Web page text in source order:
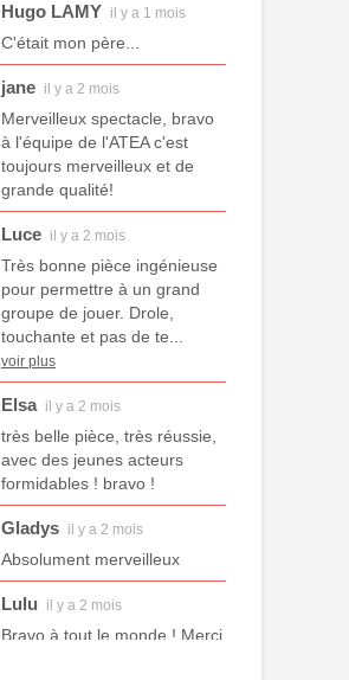
Hugo LAMY il y a 1 mois
C'était mon père...
jane il y a 2 mois
Merveilleux spectacle, bravo
à l'équipe de l'ATEA c'est
toujours merveilleux et de
grande qualité!
Luce il y a 2 mois
Très bonne pièce ingénieuse
pour permettre à un grand
groupe de jouer. Drole,
touchante et pas de te...
voir plus
Elsa il y a 2 mois
très belle pièce, très réussie,
avec des jeunes acteurs
formidables ! bravo !
Gladys il y a 2 mois
Absolument merveilleux
Lulu il y a 2 mois
Bravo à tout le monde ! Merci